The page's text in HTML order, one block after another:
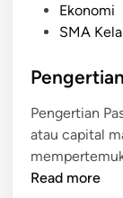
t
d
i
n
Ekonomi
SMA
Pengertian
atau capital
Read more